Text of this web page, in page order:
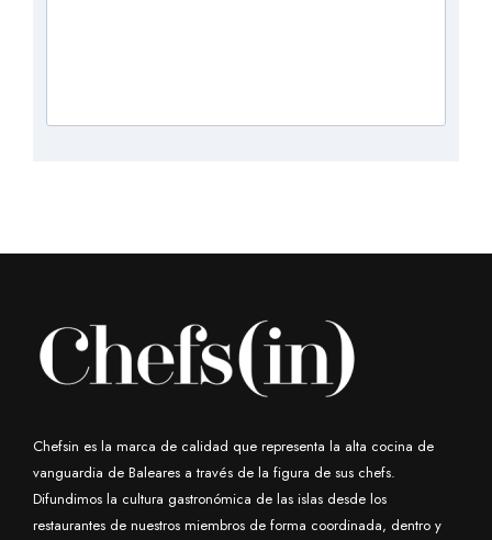
Chefsin es la marca de calidad que representa la alta cocina de
vanguardia de Baleares a través de la figura de sus chefs.
Difundimos la cultura gastronómica de las islas desde los
restaurantes de nuestros miembros de forma coordinada, dentro y